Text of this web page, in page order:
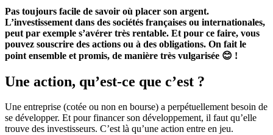
Pas toujours facile de savoir où placer son argent.
L’investissement dans des sociétés françaises ou internationales,
peut par exemple s’avérer très rentable. Et pour ce faire, vous
pouvez souscrire des actions ou à des obligations. On fait le
point ensemble et promis, de manière très vulgarisée 😊 !
Une action, qu’est-ce que c’est ?
Une entreprise (cotée ou non en bourse) a perpétuellement besoin de
se développer. Et pour financer son développement, il faut qu’elle
trouve des investisseurs. C’est là qu’une action entre en jeu.